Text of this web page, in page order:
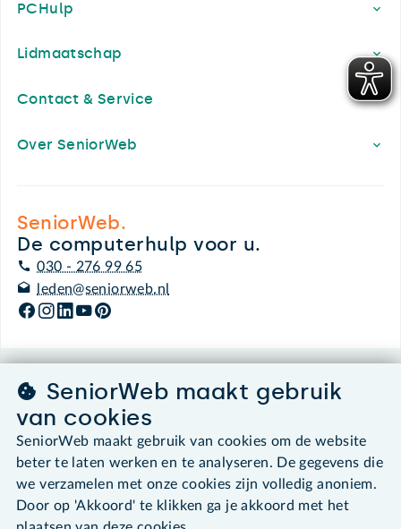
PCHulp
Lidmaatschap
Contact & Service
Over SeniorWeb
SeniorWeb.
De computerhulp voor u.
030 - 276 99 65
leden@seniorweb.nl
©2026 SeniorWeb
Cookies en cookie-instellingen
Disclaimer
Privacybeleid
About SeniorWeb
SeniorWeb maakt gebruik
van cookies
SeniorWeb maakt gebruik van cookies om de website
beter te laten werken en te analyseren. De gegevens die
we verzamelen met onze cookies zijn volledig anoniem.
Door op 'Akkoord' te klikken ga je akkoord met het